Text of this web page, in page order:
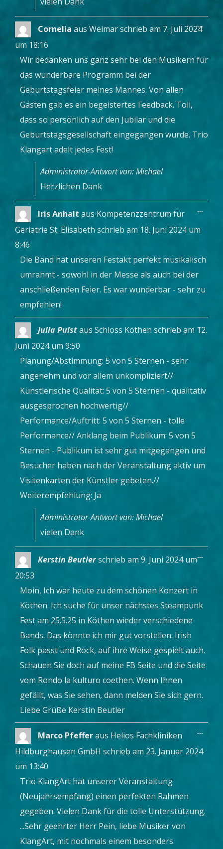
Cornelia aus Weimarschrieb am 7. Juli 2024
um 18:16
Wir bedanken uns ganz sehr bei den Musikern für
das wunderbare Programm bei der
Geburtstagsfeier meines Mannes. Von allen
Gästen gab es ein begeistertes Feedback. Toll,
dass so persönlich auf den Jubilar und die
Geburtstagsgesellschaft eingegangen wurde. Trio
Klangart adelt jedes Fest!
Administrator-Antwort von: Michael
Herzlichen Dank
...
Iris Anhalt aus Kompetenzzentrum für
Geriatrie St. Elisabeth schrieb am 18. Juni 2024 um
8:46
Die Band hat unseren Festakt perfekt musikalisch
umrahmt - sowohl in der Messe als auch bei der
anschließenden Feier. Es war wunderbar - sehr zu
empfehlen!
...
Julia Pulstaus Schloss Köthen schrieb am 12.
Juni 2024 um 9:50
Planung/Abstimmung: 5 von 5 Sternen - sehr
angenehm und vor allem unkompliziert//
Künstlerische Qualität: 5 von 5 Sternen - qualitativ
ausgesprochen hochwertig//
Performance/Auftritt: 5 von 5 Sternen - tolle
Performance// Anklang beim Publikum: 5 von 5
Sternen - Publikum ist sehr gut mitgegangen und
Besucher haben nach der Veranstaltung aktiv um
Visitenkarten der Künstler gebeten.//
Weiterempfehlung: Ja
Administrator-Antwort von: Michael
vielen Dank
...Diese
Kerstin Beutlerschrieb am 9. Juni 2024 um
20:53
Moin, Ich war heute zu dem schönen Konzert in
Köthen. Ich suche für unser nächstes Steampunk
Fest am 25.5.25 in Köthen wieder verschiedene
Bands. Das könnte ich mir gut vorstellen. Irish
Folk passt und Rock, auf ihre Weise gespielt auch.
Schauen Sie doch auf meine FB Seite und die Seite
vom Rondo la kulturo coethen. Wenn Ihnen
gefällt, was Sie sehen, dann melden Sie sich gern.
Liebe Grüße Kerstin Beutler
...
Marco Pfefferaus Helios Fachkliniken
Hildburghausen GmbH schrieb am 23. Januar 2024
um 13:40
Trio KlangArt hat unserer Veranstaltung
(Neujahrsempfang) einen perfekten Rahmen
gegeben. Vielen Dank für die tolle Unterstützung.
...Sehr geehrter Herr Pein, liebe Musiker von
KlangArt, mit nochmals einem besonders
...